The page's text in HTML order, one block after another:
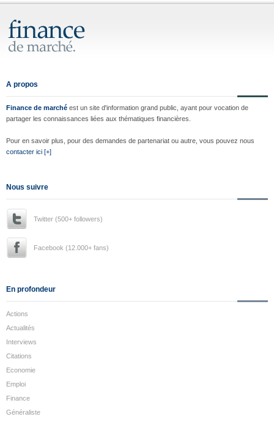
A propos
Finance de marché est un site d'information grand public, ayant pour vocation de
partager les connaissances liées aux thématiques financières.
Pour en savoir plus, pour des demandes de partenariat ou autre, vous pouvez nous
contacter ici [+]
Nous suivre
Twitter (500+ followers)
Facebook (12.000+ fans)
En profondeur
Actions
Actualités
Interviews
Citations
Economie
Emploi
Finance
Généraliste